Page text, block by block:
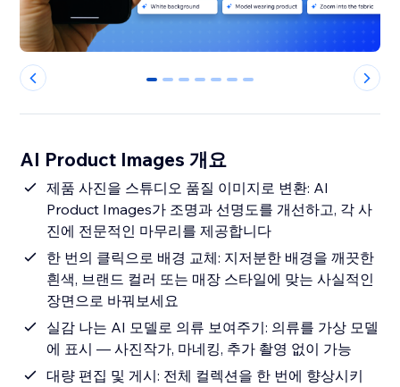
0 1 2 3 4 5 6
AI Product Images 개요
제품 사진을 스튜디오 품질 이미지로 변환: AI
Product Images가 조명과 선명도를 개선하고, 각 사
진에 전문적인 마무리를 제공합니다
한 번의 클릭으로 배경 교체: 지저분한 배경을 깨끗한
흰색, 브랜드 컬러 또는 매장 스타일에 맞는 사실적인
장면으로 바꿔보세요
실감 나는 AI 모델로 의류 보여주기: 의류를 가상 모델
에 표시 — 사진작가, 마네킹, 추가 촬영 없이 가능
대량 편집 및 게시: 전체 컬렉션을 한 번에 향상시키